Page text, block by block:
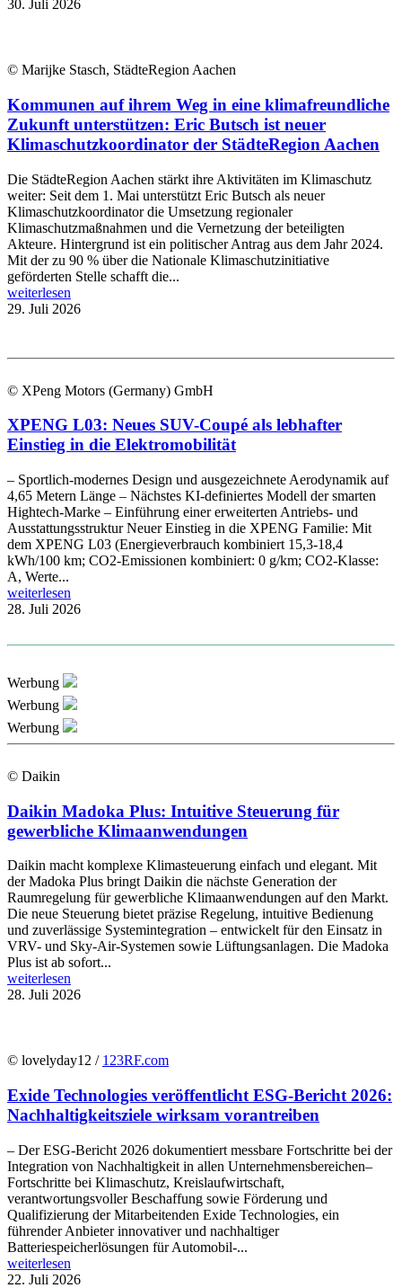
30. Juli 2026
© Marijke Stasch, StädteRegion Aachen
Kommunen auf ihrem Weg in eine klimafreundliche
Zukunft unterstützen: Eric Butsch ist neuer
Klimaschutzkoordinator der StädteRegion Aachen
Die StädteRegion Aachen stärkt ihre Aktivitäten im Klimaschutz
weiter: Seit dem 1. Mai unterstützt Eric Butsch als neuer
Klimaschutzkoordinator die Umsetzung regionaler
Klimaschutzmaßnahmen und die Vernetzung der beteiligten
Akteure. Hintergrund ist ein politischer Antrag aus dem Jahr 2024.
Mit der zu 90 % über die Nationale Klimaschutzinitiative
geförderten Stelle schafft die...
weiterlesen
29. Juli 2026
© XPeng Motors (Germany) GmbH
XPENG L03: Neues SUV-Coupé als lebhafter
Einstieg in die Elektromobilität
– Sportlich-modernes Design und ausgezeichnete Aerodynamik auf
4,65 Metern Länge – Nächstes KI-definiertes Modell der smarten
Hightech-Marke – Einführung einer erweiterten Antriebs- und
Ausstattungsstruktur Neuer Einstieg in die XPENG Familie: Mit
dem XPENG L03 (Energieverbrauch kombiniert 15,3-18,4
kWh/100 km; CO2-Emissionen kombiniert: 0 g/km; CO2-Klasse:
A, Werte...
weiterlesen
28. Juli 2026
Werbung
Werbung
Werbung
© Daikin
Daikin Madoka Plus: Intuitive Steuerung für
gewerbliche Klimaanwendungen
Daikin macht komplexe Klimasteuerung einfach und elegant. Mit
der Madoka Plus bringt Daikin die nächste Generation der
Raumregelung für gewerbliche Klimaanwendungen auf den Markt.
Die neue Steuerung bietet präzise Regelung, intuitive Bedienung
und zuverlässige Systemintegration – entwickelt für den Einsatz in
VRV- und Sky-Air-Systemen sowie Lüftungsanlagen. Die Madoka
Plus ist ab sofort...
weiterlesen
28. Juli 2026
© lovelyday12 / 123RF.com
Exide Technologies veröffentlicht ESG-Bericht 2026:
Nachhaltigkeitsziele wirksam vorantreiben
– Der ESG-Bericht 2026 dokumentiert messbare Fortschritte bei der
Integration von Nachhaltigkeit in allen Unternehmensbereichen–
Fortschritte bei Klimaschutz, Kreislaufwirtschaft,
verantwortungsvoller Beschaffung sowie Förderung und
Qualifizierung der Mitarbeitenden Exide Technologies, ein
führender Anbieter innovativer und nachhaltiger
Batteriespeicherlösungen für Automobil-...
weiterlesen
22. Juli 2026